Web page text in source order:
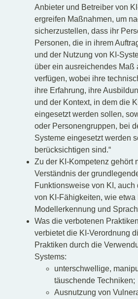
Anbieter und Betreiber von
ergreifen Maßnahmen, um
sicherzustellen, dass ihr
Personen, die in ihrem
und der Nutzung von KI-
über ein ausreichendes Maß
verfügen, wobei ihre
ihre Erfahrung, ihre
und der Kontext, in dem die
eingesetzt werden sollen,
oder Personengruppen, bei
Systeme eingesetzt werden
berücksichtigen sind.“
Zu der KI-Kompetenz gehört
Verständnis der
Funktionsweise von KI, auch
von KI-Fähigkeiten, wie etwa
Modellerkennung und
Was die verbotenen
verbietet die KI-Verordnung
Praktiken durch die
Systems:
unterschwellige,
täuschende Techniken;
Ausnutzung von